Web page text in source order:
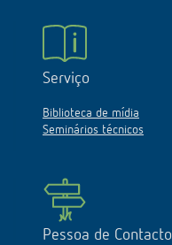
Serviço
Biblioteca de mídia
Seminários técnicos
Pessoa de Contacto